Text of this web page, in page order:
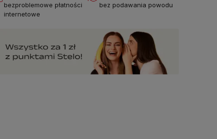
bezproblemowe płatności
internetowe
bez podawania powodu